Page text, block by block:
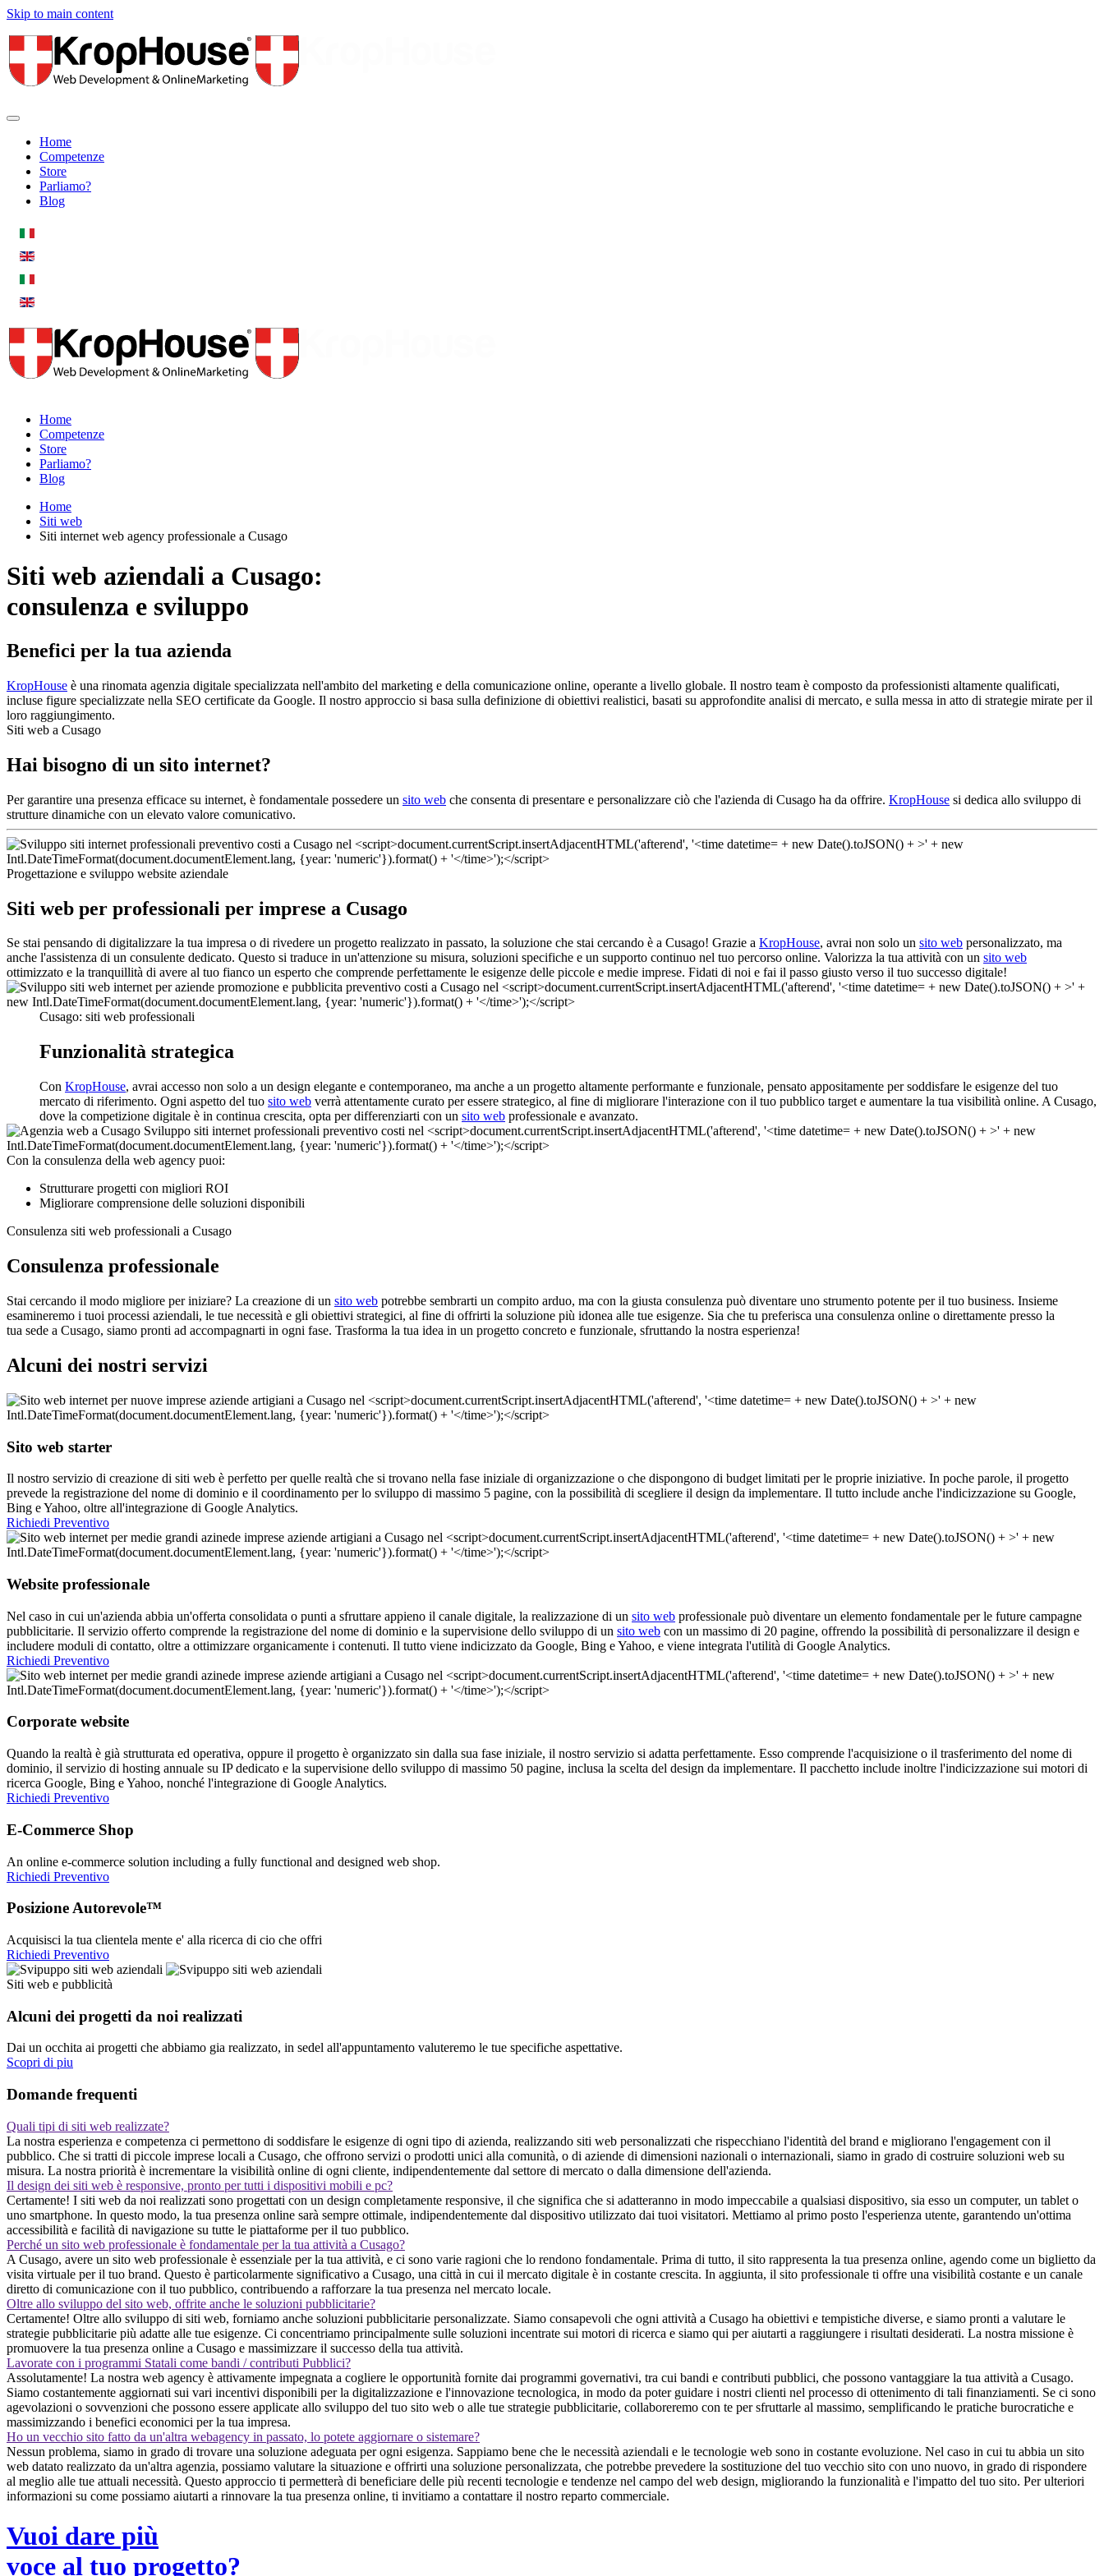
Skip to main content
Home
Competenze
Store
Parliamo?
Blog
Home
Competenze
Store
Parliamo?
Blog
Home
Siti web
Siti internet web agency professionale a Cusago
Siti web aziendali a Cusago:
consulenza e sviluppo
Benefici per la tua azienda
KropHouse è una rinomata agenzia digitale specializzata nell'ambito del marketing e della comunicazione online, operante a livello globale. Il nostro team è composto da professionisti altamente qualificati,
incluse figure specializzate nella SEO certificate da Google. Il nostro approccio si basa sulla definizione di obiettivi realistici, basati su approfondite analisi di mercato, e sulla messa in atto di strategie mirate per il
loro raggiungimento.
Siti web a Cusago
Hai bisogno di un sito internet?
Per garantire una presenza efficace su internet, è fondamentale possedere un sito web che consenta di presentare e personalizzare ciò che l'azienda di Cusago ha da offrire. KropHouse si dedica allo sviluppo di
strutture dinamiche con un elevato valore comunicativo.
Progettazione e sviluppo website aziendale
Siti web per professionali per imprese a Cusago
Se stai pensando di digitalizzare la tua impresa o di rivedere un progetto realizzato in passato, la soluzione che stai cercando è a Cusago! Grazie a KropHouse, avrai non solo un sito web personalizzato, ma
anche l'assistenza di un consulente dedicato. Questo si traduce in un'attenzione su misura, soluzioni specifiche e un supporto continuo nel tuo percorso online. Valorizza la tua attività con un sito web
ottimizzato e la tranquillità di avere al tuo fianco un esperto che comprende perfettamente le esigenze delle piccole e medie imprese. Fidati di noi e fai il passo giusto verso il tuo successo digitale!
Cusago: siti web professionali
Funzionalità strategica
Con KropHouse, avrai accesso non solo a un design elegante e contemporaneo, ma anche a un progetto altamente performante e funzionale, pensato appositamente per soddisfare le esigenze del tuo
mercato di riferimento. Ogni aspetto del tuo sito web verrà attentamente curato per essere strategico, al fine di migliorare l'interazione con il tuo pubblico target e aumentare la tua visibilità online. A Cusago,
dove la competizione digitale è in continua crescita, opta per differenziarti con un sito web professionale e avanzato.
Con la consulenza della web agency puoi:
Strutturare progetti con migliori ROI
Migliorare comprensione delle soluzioni disponibili
Consulenza siti web professionali a Cusago
Consulenza professionale
Stai cercando il modo migliore per iniziare? La creazione di un sito web potrebbe sembrarti un compito arduo, ma con la giusta consulenza può diventare uno strumento potente per il tuo business. Insieme
esamineremo i tuoi processi aziendali, le tue necessità e gli obiettivi strategici, al fine di offrirti la soluzione più idonea alle tue esigenze. Sia che tu preferisca una consulenza online o direttamente presso la
tua sede a Cusago, siamo pronti ad accompagnarti in ogni fase. Trasforma la tua idea in un progetto concreto e funzionale, sfruttando la nostra esperienza!
Alcuni dei nostri servizi
Sito web starter
Il nostro servizio di creazione di siti web è perfetto per quelle realtà che si trovano nella fase iniziale di organizzazione o che dispongono di budget limitati per le proprie iniziative. In poche parole, il progetto
prevede la registrazione del nome di dominio e il coordinamento per lo sviluppo di massimo 5 pagine, con la possibilità di scegliere il design da implementare. Il tutto include anche l'indicizzazione su Google,
Bing e Yahoo, oltre all'integrazione di Google Analytics.
Richiedi Preventivo
Website professionale
Nel caso in cui un'azienda abbia un'offerta consolidata o punti a sfruttare appieno il canale digitale, la realizzazione di un sito web professionale può diventare un elemento fondamentale per le future campagne
pubblicitarie. Il servizio offerto comprende la registrazione del nome di dominio e la supervisione dello sviluppo di un sito web con un massimo di 20 pagine, offrendo la possibilità di personalizzare il design e
includere moduli di contatto, oltre a ottimizzare organicamente i contenuti. Il tutto viene indicizzato da Google, Bing e Yahoo, e viene integrata l'utilità di Google Analytics.
Richiedi Preventivo
Corporate website
Quando la realtà è già strutturata ed operativa, oppure il progetto è organizzato sin dalla sua fase iniziale, il nostro servizio si adatta perfettamente. Esso comprende l'acquisizione o il trasferimento del nome di
dominio, il servizio di hosting annuale su IP dedicato e la supervisione dello sviluppo di massimo 50 pagine, inclusa la scelta del design da implementare. Il pacchetto include inoltre l'indicizzazione sui motori di
ricerca Google, Bing e Yahoo, nonché l'integrazione di Google Analytics.
Richiedi Preventivo
E-Commerce Shop
An online e-commerce solution including a fully functional and designed web shop.
Richiedi Preventivo
Posizione Autorevole™
Acquisisci la tua clientela mente e' alla ricerca di cio che offri
Richiedi Preventivo
Siti web e pubblicità
Alcuni dei progetti da noi realizzati
Dai un occhita ai progetti che abbiamo gia realizzato, in sedel all'appuntamento valuteremo le tue specifiche aspettative.
Scopri di piu
Domande frequenti
Quali tipi di siti web realizzate?
La nostra esperienza e competenza ci permettono di soddisfare le esigenze di ogni tipo di azienda, realizzando siti web personalizzati che rispecchiano l'identità del brand e migliorano l'engagement con il
pubblico. Che si tratti di piccole imprese locali a Cusago, che offrono servizi o prodotti unici alla comunità, o di aziende di dimensioni nazionali o internazionali, siamo in grado di costruire soluzioni web su
misura. La nostra priorità è incrementare la visibilità online di ogni cliente, indipendentemente dal settore di mercato o dalla dimensione dell'azienda.
Il design dei siti web è responsive, pronto per tutti i dispositivi mobili e pc?
Certamente! I siti web da noi realizzati sono progettati con un design completamente responsive, il che significa che si adatteranno in modo impeccabile a qualsiasi dispositivo, sia esso un computer, un tablet o
uno smartphone. In questo modo, la tua presenza online sarà sempre ottimale, indipendentemente dal dispositivo utilizzato dai tuoi visitatori. Mettiamo al primo posto l'esperienza utente, garantendo un'ottima
accessibilità e facilità di navigazione su tutte le piattaforme per il tuo pubblico.
Perché un sito web professionale è fondamentale per la tua attività a Cusago?
A Cusago, avere un sito web professionale è essenziale per la tua attività, e ci sono varie ragioni che lo rendono fondamentale. Prima di tutto, il sito rappresenta la tua presenza online, agendo come un biglietto da
visita virtuale per il tuo brand. Questo è particolarmente significativo a Cusago, una città in cui il mercato digitale è in costante crescita. In aggiunta, il sito professionale ti offre una visibilità costante e un canale
diretto di comunicazione con il tuo pubblico, contribuendo a rafforzare la tua presenza nel mercato locale.
Oltre allo sviluppo del sito web, offrite anche le soluzioni pubblicitarie?
Certamente! Oltre allo sviluppo di siti web, forniamo anche soluzioni pubblicitarie personalizzate. Siamo consapevoli che ogni attività a Cusago ha obiettivi e tempistiche diverse, e siamo pronti a valutare le
strategie pubblicitarie più adatte alle tue esigenze. Ci concentriamo principalmente sulle soluzioni incentrate sui motori di ricerca e siamo qui per aiutarti a raggiungere i risultati desiderati. La nostra missione è
promuovere la tua presenza online a Cusago e massimizzare il successo della tua attività.
Lavorate con i programmi Statali come bandi / contributi Pubblici?
Assolutamente! La nostra web agency è attivamente impegnata a cogliere le opportunità fornite dai programmi governativi, tra cui bandi e contributi pubblici, che possono vantaggiare la tua attività a Cusago.
Siamo costantemente aggiornati sui vari incentivi disponibili per la digitalizzazione e l'innovazione tecnologica, in modo da poter guidare i nostri clienti nel processo di ottenimento di tali finanziamenti. Se ci sono
agevolazioni o sovvenzioni che possono essere applicate allo sviluppo del tuo sito web o alle tue strategie pubblicitarie, collaboreremo con te per sfruttarle al massimo, semplificando le pratiche burocratiche e
massimizzando i benefici economici per la tua impresa.
Ho un vecchio sito fatto da un'altra webagency in passato, lo potete aggiornare o sistemare?
Nessun problema, siamo in grado di trovare una soluzione adeguata per ogni esigenza. Sappiamo bene che le necessità aziendali e le tecnologie web sono in costante evoluzione. Nel caso in cui tu abbia un sito
web datato realizzato da un'altra agenzia, possiamo valutare la situazione e offrirti una soluzione personalizzata, che potrebbe prevedere la sostituzione del tuo vecchio sito con uno nuovo, in grado di rispondere
al meglio alle tue attuali necessità. Questo approccio ti permetterà di beneficiare delle più recenti tecnologie e tendenze nel campo del web design, migliorando la funzionalità e l'impatto del tuo sito. Per ulteriori
informazioni su come possiamo aiutarti a rinnovare la tua presenza online, ti invitiamo a contattare il nostro reparto commerciale.
Vuoi dare più
voce al tuo progetto?